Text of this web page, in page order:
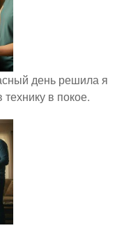
день решила я
в покое.